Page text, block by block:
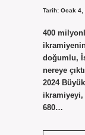
Tarih: Ocak 4,
400
doğumlu,
nereye
2024
ikramiyeyi,
680…